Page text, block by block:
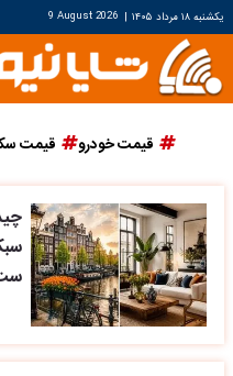
یکشنبه ۱۸ مرداد ۱۴۰۵ |
9 August 2026
قیمت خودرو قیمت